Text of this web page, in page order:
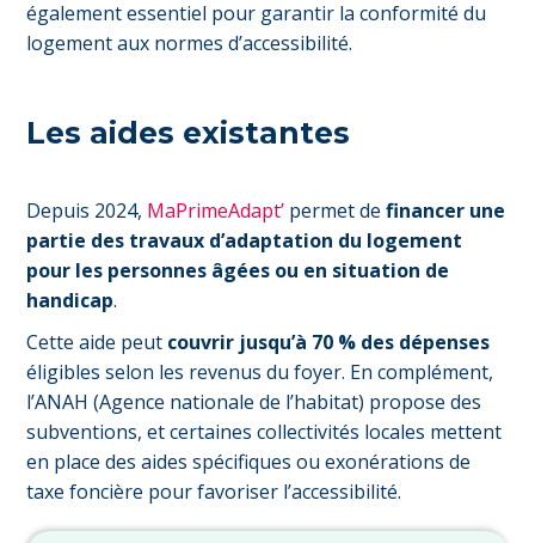
également essentiel pour garantir la conformité du
logement aux normes d’accessibilité.
Les aides existantes
Depuis 2024, MaPrimeAdapt’ permet definancer une
partie des travaux d’adaptation du logement
pour les personnes âgées ou en situation de
handicap.
Cette aide peut couvrir jusqu’à 70 % des dépenses
éligibles selon les revenus du foyer. En complément,
l’ANAH (Agence nationale de l’habitat) propose des
subventions, et certaines collectivités locales mettent
en place des aides spécifiques ou exonérations de
taxe foncière pour favoriser l’accessibilité.